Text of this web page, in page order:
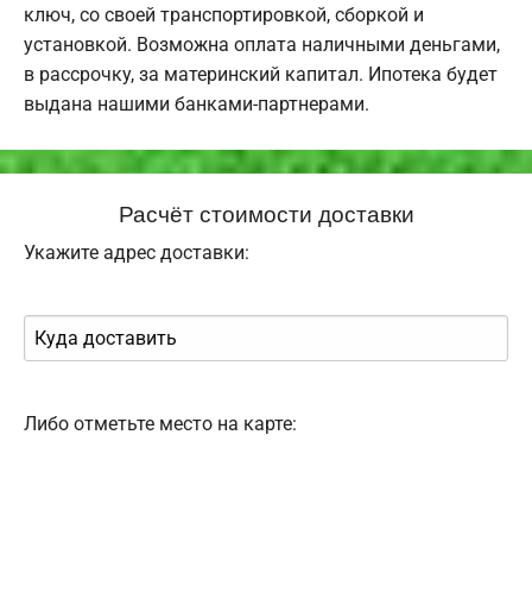
ключ, со своей транспортировкой, сборкой и
установкой. Возможна оплата наличными деньгами,
в рассрочку, за материнский капитал. Ипотека будет
выдана нашими банками-партнерами.
Расчёт стоимости доставки
Укажите адрес доставки:
Либо отметьте место на карте: